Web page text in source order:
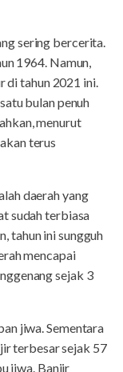
sering bercerita.
1964. Namun,
di tahun 2021 ini.
bulan penuh
menurut
terus
daerah yang
sudah terbiasa
tahun ini sungguh
mencapai
sejak 3
jiwa. Sementara
terbesar sejak 57
jiwa. Banjir